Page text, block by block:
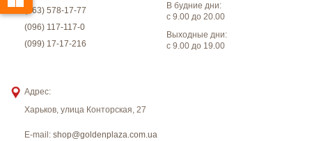
(063) 578-17-77
(096) 117-117-0
(099) 17-17-216
В будние дни:
с 9.00 до 20.00
Выходные дни:
с 9.00 до 19.00
Адрес:
Харьков, улица Конторская, 27
E-mail: shop@goldenplaza.com.ua